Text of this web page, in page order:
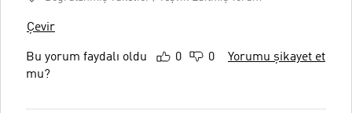
Çevir
Bu yorum faydalı oldu
mu?
0 0 Yorumu şikayet et